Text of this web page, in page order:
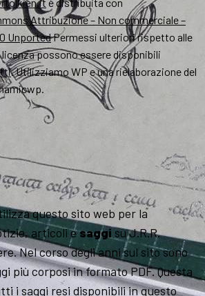
Attribuzione – Non commerciale –
UnportedPermessi ulteriori rispetto alle
possono essere disponibili
. Utilizziamo WP e una rielaborazione del
questo sito web per la
articoli esaggisu J.R.R.
Nel corso degli anni sul sito sono
più corposi in formato PDF. Questa
i saggi resi disponibili in questo